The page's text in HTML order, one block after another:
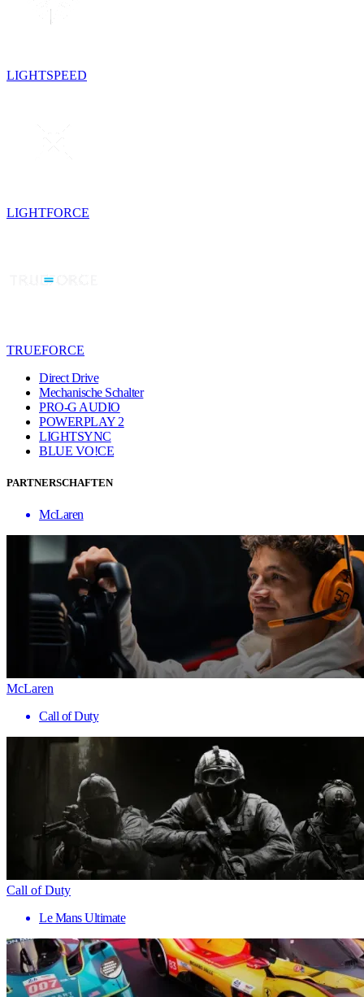
LIGHTSPEED
LIGHTFORCE
TRUEFORCE
Direct Drive
Mechanische Schalter
PRO-G AUDIO
POWERPLAY 2
LIGHTSYNC
BLUE VO!CE
PARTNERSCHAFTEN
McLaren
McLaren
Call of Duty
Call of Duty
Le Mans Ultimate